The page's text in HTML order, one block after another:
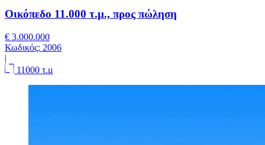
Οικόπεδο 11.000 τ.μ., προς πώληση
€ 3.000.000
Κωδικός: 2006
|
11000 τ.μ